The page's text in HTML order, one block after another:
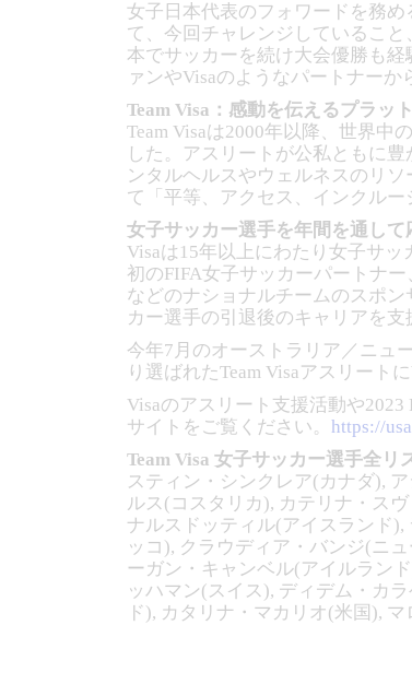
女子日本代表のフォワードを務め
て、今回チャレンジしているこ
本でサッカーを続け大会優勝も
ァンやVisaのようなパートナー
Team Visa：感動を伝えるプラッ
Team Visaは2000年以降、世界中
した。アスリートが公私ともに
ンタルヘルスやウェルネスのリ
て「平等、アクセス、インクル
女子サッカー選手を年間を通して
Visaは15年以上にわたり女子サ
初のFIFA女子サッカーパートナ
などのナショナルチームのスポン
カー選手の引退後のキャリアを支
今年7月のオーストラリア／ニュ
り選ばれたTeam Visaアスリート
Visaのアスリート支援活動や
サイトをご覧ください。 https://
Team Visa 女子サッカー選手全リ
スティン・シンクレア(カナダ),
ルス(コスタリカ), カテリナ・ス
ナルスドッティル(アイスランド
ッコ), クラウディア・バンジ(ニ
ーガン・キャンベル(アイルラン
ッハマン(スイス), ディデム・カ
ド), カタリナ・マカリオ(米国),